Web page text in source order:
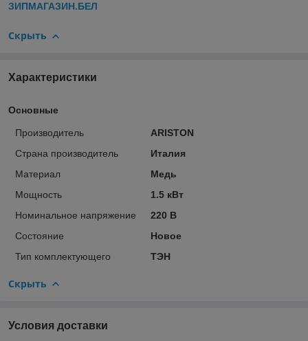
ЗИПМАГАЗИН.БЕЛ
Скрыть
Характеристики
Основные
Производитель
ARISTON
Страна производитель
Италия
Материал
Медь
Мощность
1.5 кВт
Номинальное напряжение
220 В
Состояние
Новое
Тип комплектующего
ТЭН
Скрыть
Условия доставки